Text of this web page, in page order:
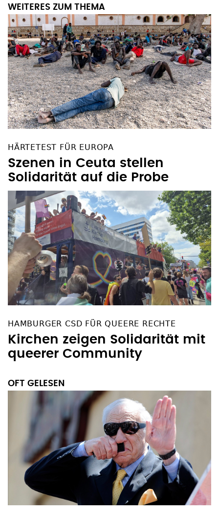
WEITERES ZUM THEMA
HÄRTETEST FÜR EUROPA
Szenen in Ceuta stellen
Solidarität auf die Probe
HAMBURGER CSD FÜR QUEERE RECHTE
Kirchen zeigen Solidarität mit
queerer Community
OFT GELESEN